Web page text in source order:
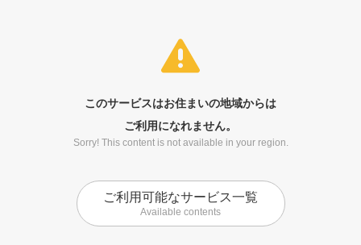
このサービスはお住まいの地域からは
ご利用になれません。
Sorry! This content is not available in your region.
ご利用可能なサービス一覧
Available contents